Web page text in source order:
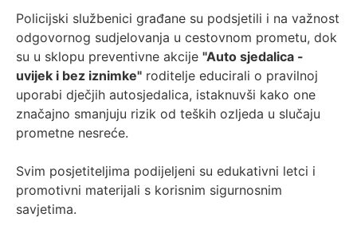
Policijski službenici građane su podsjetili i na važnost
odgovornog sudjelovanja u cestovnom prometu, dok
su u sklopu preventivne akcije "Auto sjedalica -
uvijek i bez iznimke" roditelje educirali o pravilnoj
uporabi dječjih autosjedalica, istaknuvši kako one
značajno smanjuju rizik od teških ozljeda u slučaju
prometne nesreće.
Svim posjetiteljima podijeljeni su edukativni letci i
promotivni materijali s korisnim sigurnosnim
savjetima.